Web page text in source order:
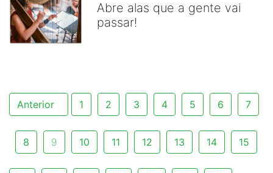
Abre alas que a gente vai
passar!
Anterior 1 2 3 4 5 6 7
8 9 10 11 12 13 14 15